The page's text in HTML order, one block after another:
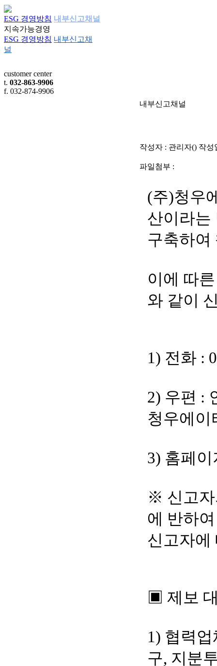
ESG 경영방침 내부신고채널
지속가능경영
ESG 경영방침 내부신고채
널
customer center
t. 032-863-9906
f. 032-874-9906
내부신고채널
작성자 : 관리자() 작성
파일첨부 :
(주)청우
산이라는
구축하여
이에 따
와 같이
1) 전화 :
2) 우편 :
청우에이
3) 홈페
※ 신고자
에 반하
신고자에
▣ 제보
1) 협력
구, 지분